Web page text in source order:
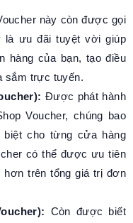
này còn được gọi
là ưu đãi tuyệt vời giúp
hàng của bạn, tạo điều
sắm trực tuyến.
Được phát hành
Voucher, chúng bao
cho từng cửa hàng
có thể được ưu tiên
trên tổng giá trị đơn
Còn được biết